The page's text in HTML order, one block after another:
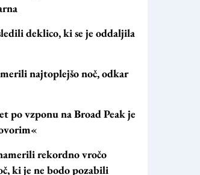
deklico, ki se je oddaljila
najtoplejšo noč, odkar
po vzponu na Broad Peak je
rekordno vročo
ki je ne bodo pozabili